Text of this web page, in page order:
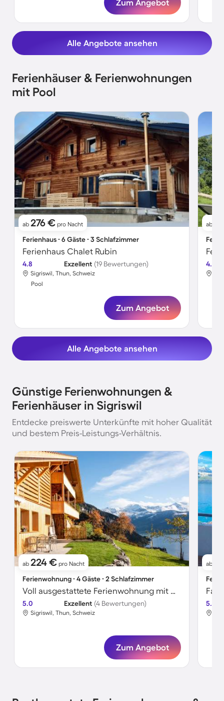
Zum Angebot
Alle Angebote ansehen
Ferienhäuser & Ferienwohnungen
mit Pool
ab 276 € pro Nacht
Ferienhaus ∙ 6 Gäste ∙ 3 Schlafzimmer
Ferienhaus Chalet Rubin
4.8 Exzellent (19 Bewertungen)
Sigriswil, Thun, Schweiz
Pool
Zum Angebot
ab
4.0
Alle Angebote ansehen
Günstige Ferienwohnungen &
Ferienhäuser in Sigriswil
Entdecke preiswerte Unterkünfte mit hoher Qualität
und bestem Preis-Leistungs-Verhältnis.
ab 224 € pro Nacht
Ferienwohnung ∙ 4 Gäste ∙ 2 Schlafzimmer
Voll ausgestattete Ferienwohnung mit Whirlpool
5.0 Exzellent (4 Bewertungen)
Sigriswil, Thun, Schweiz
Zum Angebot
ab
5.0